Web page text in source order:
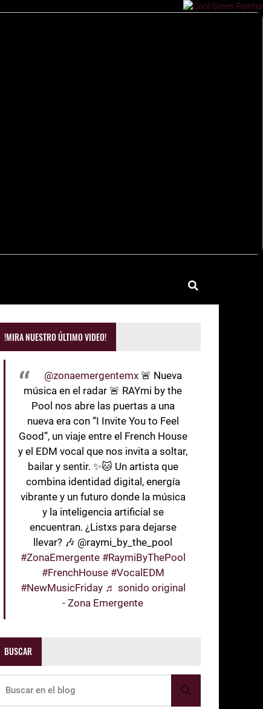
!MIRA NUESTRO ÚLTIMO VIDEO!
@zonaemergentemx 🚨 Nueva
música en el radar 🚨 RAYmi by the
Pool nos abre las puertas a una
nueva era con “I Invite You to Feel
Good”, un viaje entre el French House
y el EDM vocal que nos invita a soltar,
bailar y sentir. ✨🐱 Un artista que
combina identidad digital, energía
vibrante y un futuro donde la música
y la inteligencia artificial se
encuentran. ¿Listxs para dejarse
llevar? 🎶 @raymi_by_the_pool
#ZonaEmergente #RaymiByThePool
#FrenchHouse #VocalEDM
#NewMusicFriday ♬ sonido original
- Zona Emergente
BUSCAR